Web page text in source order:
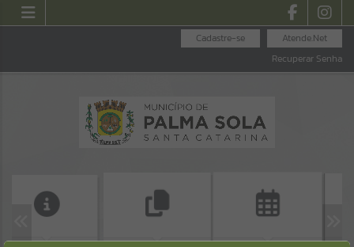
Atende.Net
Cadastre-se
Recuperar Senha